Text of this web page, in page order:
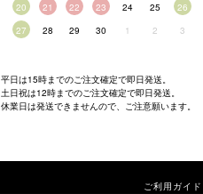
20
21 22 23 24 25
26
27
28 29 30 1 2 3
平日は15時までのご注文確定で即日発送。
土日祝は12時までのご注文確定で即日発送。
休業日は発送できませんので、ご注意願います。
ご利用ガイド